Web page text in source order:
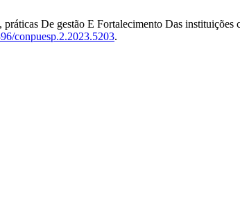
De gestão E Fortalecimento Das instituições
conpuesp.2.2023.5203.